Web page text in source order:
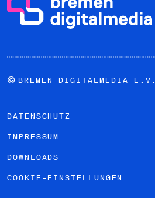
© BREMEN DIGITALMEDIA E.V.
DATENSCHUTZ
IMPRESSUM
DOWNLOADS
COOKIE-EINSTELLUNGEN